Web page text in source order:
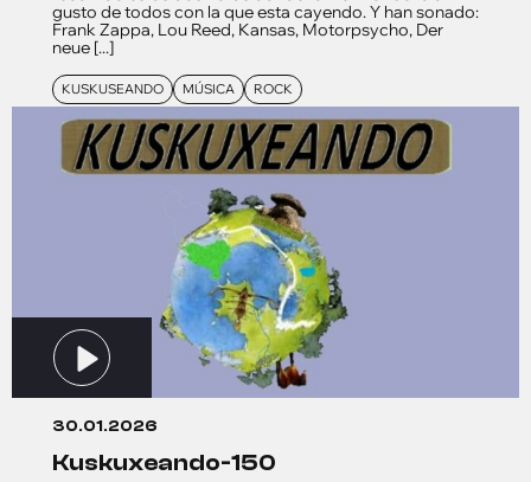
gusto de todos con la que esta cayendo. Y han sonado:
Frank Zappa, Lou Reed, Kansas, Motorpsycho, Der
neue [...]
KUSKUSEANDO MÚSICA ROCK
30.01.2026
kuskuxeando-150